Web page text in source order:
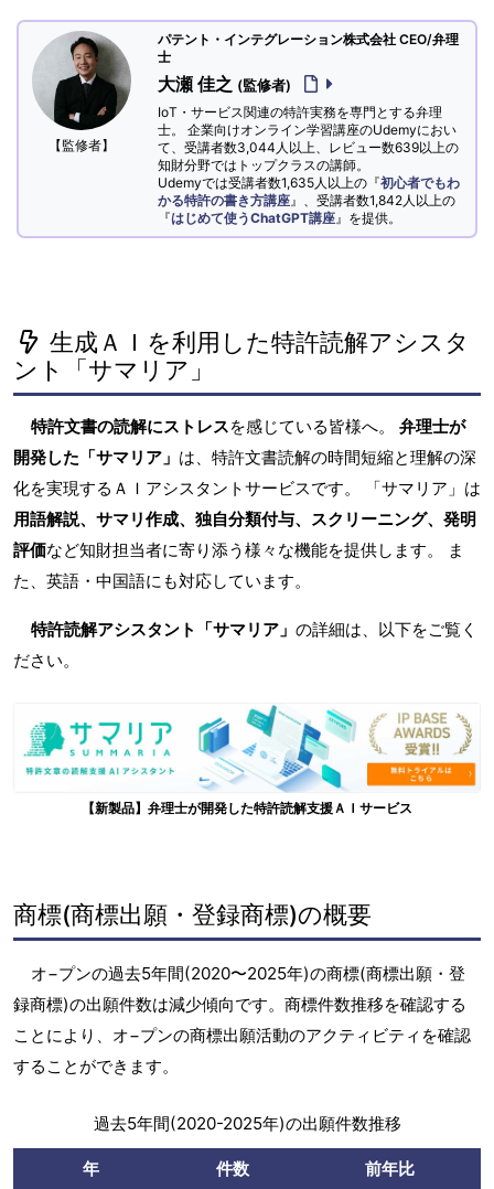
【監修者】
パテント・インテグレーション株式会社 CEO/弁理
士
大瀬 佳之 (監修者)
IoT・サービス関連の特許実務を専門とする弁理
士。 企業向けオンライン学習講座のUdemyにおい
て、受講者数3,044人以上、レビュー数639以上の
知財分野ではトップクラスの講師。
Udemyでは受講者数1,635人以上の『初心者でもわ
かる特許の書き方講座 』、受講者数1,842人以上の
『はじめて使うChatGPT講座 』を提供。
生成ＡＩを利用した特許読解アシスタ
ント「サマリア」
特許文書の読解にストレスを感じている皆様へ。 弁理士が
開発した「サマリア」 は、特許文書読解の時間短縮と理解の深
化を実現するＡＩアシスタントサービスです。 「サマリア」は
用語解説、サマリ作成、独自分類付与、スクリーニング、発明
評価など知財担当者に寄り添う様々な機能を提供します。 ま
た、英語・中国語にも対応しています。
特許読解アシスタント「サマリア」 の詳細は、以下をご覧く
ださい。
【新製品】弁理士が開発した特許読解支援ＡＩサービス
商標(商標出願・登録商標)の概要
オ−プンの過去5年間(2020〜2025年)の商標(商標出願・登
録商標)の出願件数は減少傾向です。商標件数推移を確認する
ことにより、オ−プンの商標出願活動のアクティビティを確認
することができます。
過去5年間(2020-2025年)の出願件数推移
年 件数
前年比